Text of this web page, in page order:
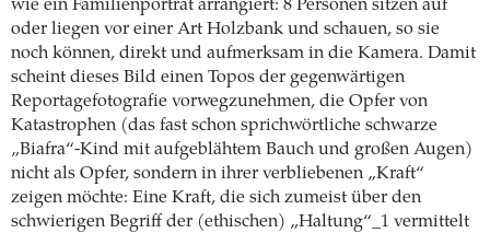
wie ein Familienporträt arrangiert: 8 Personen sitzen auf
oder liegen vor einer Art Holzbank und schauen, so sie
noch können, direkt und aufmerksam in die Kamera. Damit
scheint dieses Bild einen Topos der gegenwärtigen
Reportagefotografie vorwegzunehmen, die Opfer von
Katastrophen (das fast schon sprichwörtliche schwarze
„Biafra“-Kind mit aufgeblähtem Bauch und großen Augen)
nicht als Opfer, sondern in ihrer verbliebenen „Kraft“
zeigen möchte: Eine Kraft, die sich zumeist über den
schwierigen Begriff der (ethischen) „Haltung“_1 vermittelt